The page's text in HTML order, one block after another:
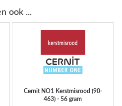
ook ...
CernitNO1 Kerstmisrood (90-
463) - 56 gram